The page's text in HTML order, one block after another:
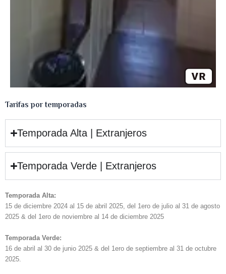
Tarifas por temporadas
Temporada Alta | Extranjeros
Temporada Verde | Extranjeros
Temporada Alta:
15 de diciembre 2024 al 15 de abril 2025, del 1ero de julio al 31 de agosto
2025 & del 1ero de noviembre al 14 de diciembre 2025
Temporada Verde:
16 de abril al 30 de junio 2025 & del 1ero de septiembre al 31 de octubre
2025.